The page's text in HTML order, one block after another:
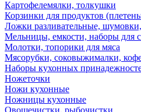
Картофелемялки, толкушки
Корзинки для продуктов
Ложки разливательные,
Мельницы, емкости, наборы для
Молотки, топорики для мяса
Мясорубки, соковыжималки,
Наборы кухонных
Ножеточки
Ножи кухонные
Ножницы кухонные
Овощечистки, рыбочистки